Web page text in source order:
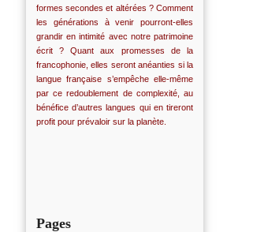
formes secondes et altérées ? Comment
les générations à venir pourront-elles
grandir en intimité avec notre patrimoine
écrit ? Quant aux promesses de la
francophonie, elles seront anéanties si la
langue française s’empêche elle-même
par ce redoublement de complexité, au
bénéfice d’autres langues qui en tireront
profit pour prévaloir sur la planète.
Pages